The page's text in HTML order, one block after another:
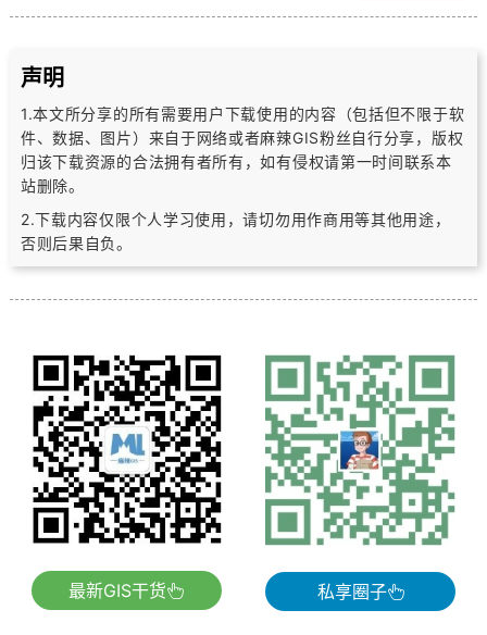
声明
1.本文所分享的所有需要用户下载使用的内容（包括但不限于软
件、数据、图片） 来自于网络或者麻辣GIS粉丝自行分享，版权
归该下载资源的合法拥有者所有，如有侵权请第一时间联系本
站删除。
2.下载内容仅限个人学习使用，请切勿用作商用等其他用途，
否则后果自负。
最新GIS干货 私享圈子